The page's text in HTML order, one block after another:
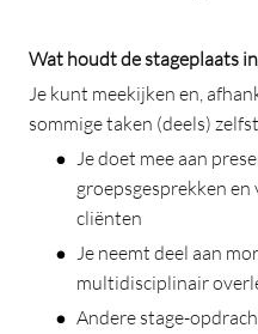
Wat houdt de stageplaats
Je kunt meekijken en,
sommige taken (deels)
Je doet mee aan
groepsgesprekken
cliënten
Je neemt deel aan
multidisciplinair
Andere stage-